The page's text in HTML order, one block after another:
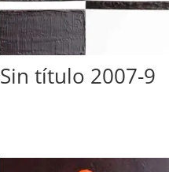
Sin título 2007-9